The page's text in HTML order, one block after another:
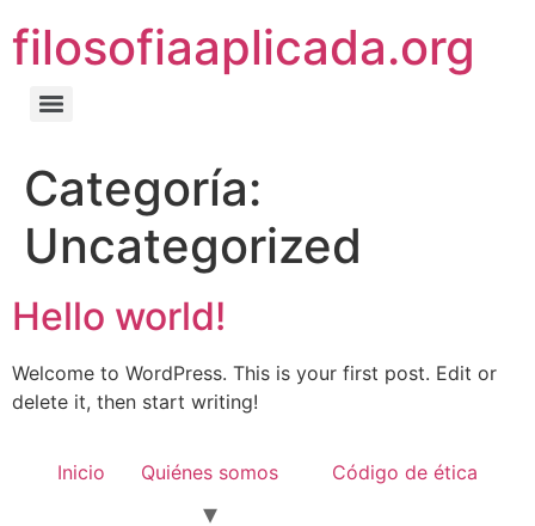
filosofiaaplicada.org
Categoría:
Uncategorized
Hello world!
Welcome to WordPress. This is your first post. Edit or
delete it, then start writing!
Inicio Quiénes somos Código de ética